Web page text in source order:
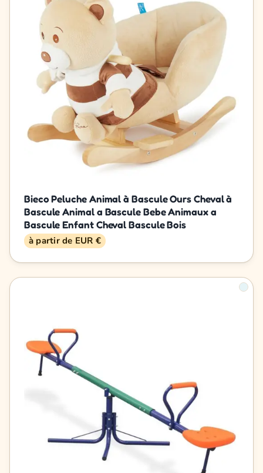
Bieco Peluche Animal à Bascule Ours Cheval à
Bascule Animal a Bascule Bebe Animaux a
Bascule Enfant Cheval Bascule Bois
à partir de EUR €